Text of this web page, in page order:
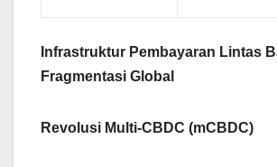
Infrastruktur Pembayaran Lintas
Fragmentasi Global
Revolusi Multi-CBDC (mCBDC)